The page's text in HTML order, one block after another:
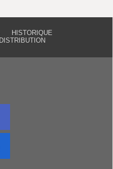
HISTORIQUE
DISTRIBUTION